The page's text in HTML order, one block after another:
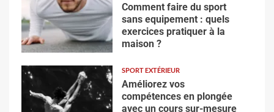
Comment faire du sport
sans equipement : quels
exercices pratiquer à la
maison ?
SPORT EXTÉRIEUR
Améliorez vos
compétences en plongée
avec un cours sur-mesure